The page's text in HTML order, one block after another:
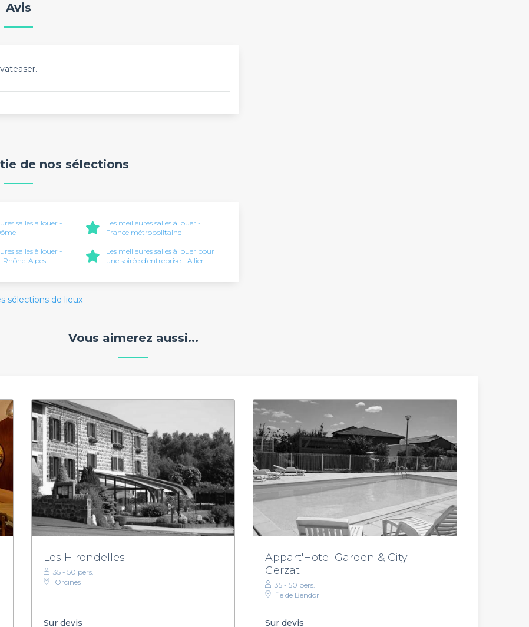
Avis
de nos sélections
salles à louer -
Les meilleures salles à louer -
France métropolitaine
salles à louer -
Rhône-Alpes
Les meilleures salles à louer pour
une soirée d’entreprise - Allier
sélections de lieux
Vous aimerez aussi...
Les Hirondelles
35 - 50 pers.
Orcines
Sur devis
Appart'Hotel Garden & City
Gerzat
35 - 50 pers.
Île de Bendor
Sur devis